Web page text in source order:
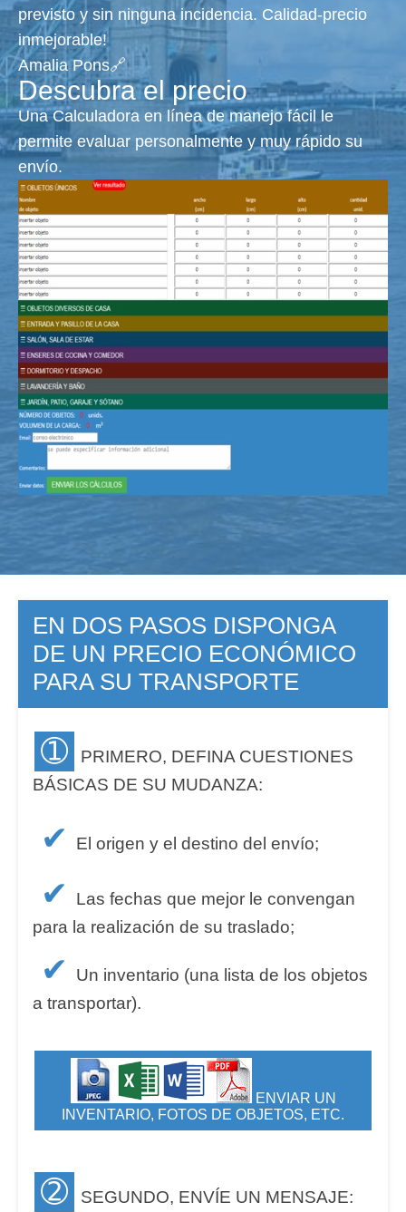
previsto y sin ninguna incidencia. Calidad-precio
inmejorable!
Amalia Pons🔗
Descubra el precio
Una Calculadora en línea de manejo fácil le
permite evaluar personalmente y muy rápido su
envío.
EN DOS PASOS DISPONGA
DE UN PRECIO ECONÓMICO
PARA SU TRANSPORTE
➀
PRIMERO, DEFINA CUESTIONES
BÁSICAS DE SU MUDANZA:
✔ El origen y el destino del envío;
✔
Las fechas que mejor le convengan
para la realización de su traslado;
✔
Un inventario (una lista de los objetos
a transportar).
ENVIAR UN
INVENTARIO, FOTOS DE OBJETOS, ETC.
➁ SEGUNDO, ENVÍE UN MENSAJE: